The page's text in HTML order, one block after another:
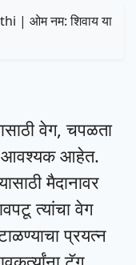
| ओम नम: शिवाय या
वेग, चपळता
आवश्यक आहेत.
मैदानावर
त्यांचा वेग
प्रयत्न